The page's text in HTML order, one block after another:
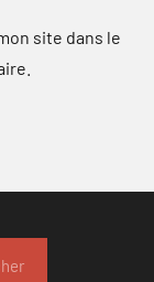
site dans le